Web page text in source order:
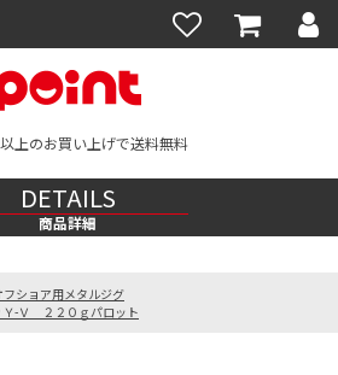
上のお買い上げで送料無料
DETAILS
商品詳細
フショア用メタルジグ
Ｙ-Ｖ ２２０ｇパロット